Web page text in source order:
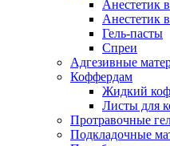
Анестетик
Анестетик
Гель-пасты
Спреи
Адгезивные
Коффердам
Жидкий
Листы для
Протравочные
Подкладочные